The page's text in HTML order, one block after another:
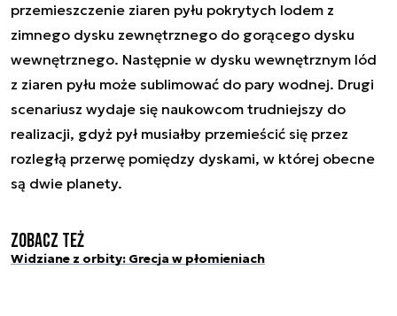
przemieszczenie ziaren pyłu pokrytych lodem z
zimnego dysku zewnętrznego do gorącego dysku
wewnętrznego. Następnie w dysku wewnętrznym lód
z ziaren pyłu może sublimować do pary wodnej. Drugi
scenariusz wydaje się naukowcom trudniejszy do
realizacji, gdyż pył musiałby przemieścić się przez
rozległą przerwę pomiędzy dyskami, w której obecne
są dwie planety.
Zobacz też
Widziane z orbity: Grecja w płomieniach